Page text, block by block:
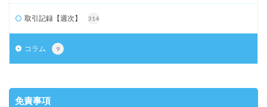
取引記録【週次】 314
コラム 9
免責事項